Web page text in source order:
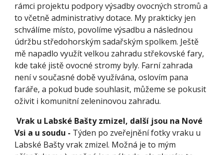
rámci projektu podpory výsadby ovocných stromů a
to včetně administrativy dotace. My prakticky jen
schválíme místo, povolíme výsadbu a následnou
údržbu středohorským sadařským spolkem. Ještě
mě napadlo využít velkou zahradu střekovské fary,
kde také jistě ovocné stromy byly. Farní zahrada
není v současné době využívána, oslovím pana
faráře, a pokud bude souhlasit, můžeme se pokusit
oživit i komunitní zeleninovou zahradu.
Vrak u Labské Bašty zmizel, další jsou na Nové
Vsi a u soudu - Týden po zveřejnění fotky vraku u
Labské Bašty vrak zmizel. Možná je to mým